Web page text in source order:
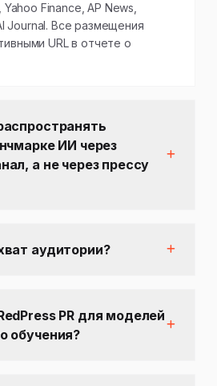
Finance, AP News,
Journal. Все размещения
URL в отчете о
ИИ через
а не через прессу
аудитории?
PR для моделей
обучения?